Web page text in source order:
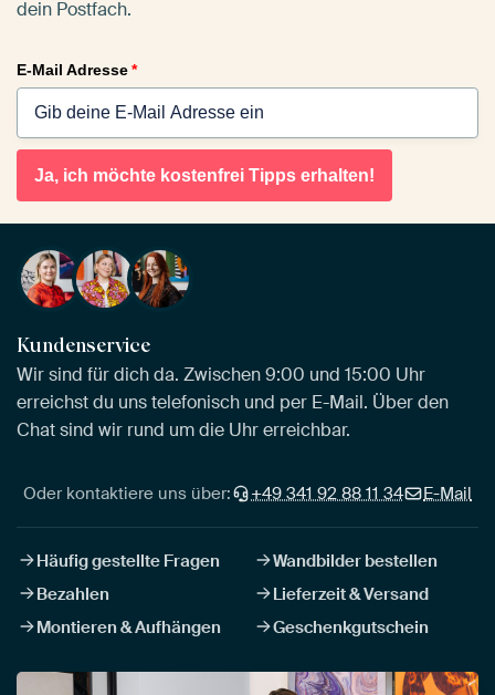
dein Postfach.
E-Mail Adresse*
Ja, ich möchte kostenfrei Tipps erhalten!
Kundenservice
Wir sind für dich da. Zwischen 9:00 und 15:00 Uhr
erreichst du uns telefonisch und per E-Mail. Über den
Chat sind wir rund um die Uhr erreichbar.
Oder kontaktiere uns über: +49 341 92 88 11 34 E-Mail
Häufig gestellte Fragen
Wandbilder bestellen
Bezahlen
Lieferzeit & Versand
Montieren & Aufhängen
Geschenkgutschein